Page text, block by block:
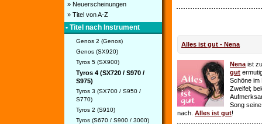
» Neuerscheinungen
» Titel von A-Z
• Titel nach Instrument
Genos 2 (Genos)
Genos (SX920)
Tyros 5 (SX900)
Tyros 4 (SX720 / S970 /
S975)
Tyros 3 (SX700 / S950 /
S770)
Tyros 2 (S910)
Tyros (S670 / S900 / 3000)
Alles ist gut - Nena
Nena ist
gut
Schöne im
Zweifel;
Song
nach. Alles ist gut!